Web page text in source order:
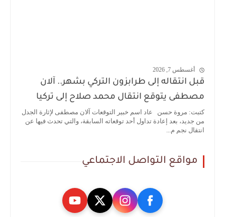
أغسطس 7, 2026
قبل انتقاله إلى طرابزون التركي بشهر.. آلان
مصطفى يتوقع انتقال محمد صلاح إلى تركيا
كتبت: مروة حسن عاد اسم خبير التوقعات آلان مصطفى لإثارة الجدل
من جديد، بعد إعادة تداول أحد توقعاته السابقة، والتي تحدث فيها عن
انتقال نجم م...
مواقع التواصل الاجتماعي